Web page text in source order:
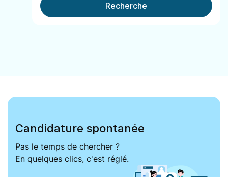
Recherche
Candidature spontanée
Pas le temps de chercher ?
En quelques clics, c'est réglé.